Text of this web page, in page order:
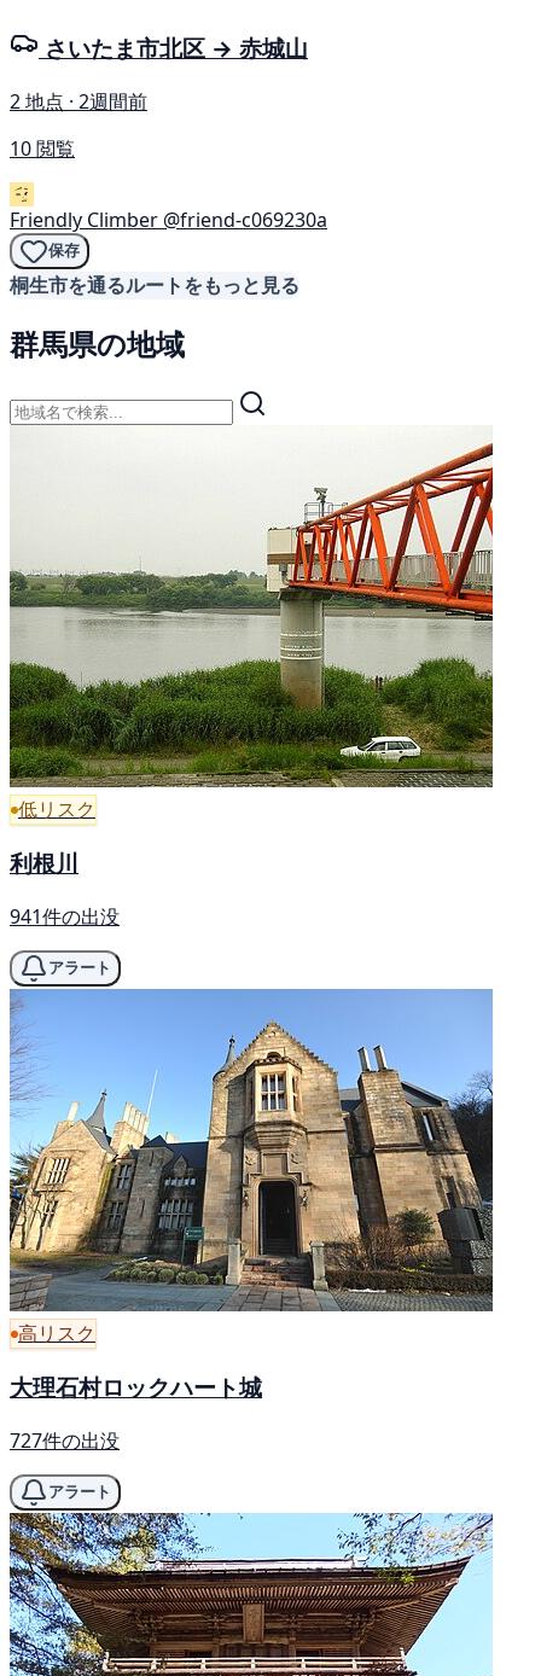
さいたま市北区 → 赤城山
2 地点 · 2週間前
10 閲覧
Friendly Climber @friend-c069230a
保存
桐生市を通るルートをもっと見る
群馬県の地域
低リスク
利根川
941件の出没
アラート
高リスク
大理石村ロックハート城
727件の出没
アラート